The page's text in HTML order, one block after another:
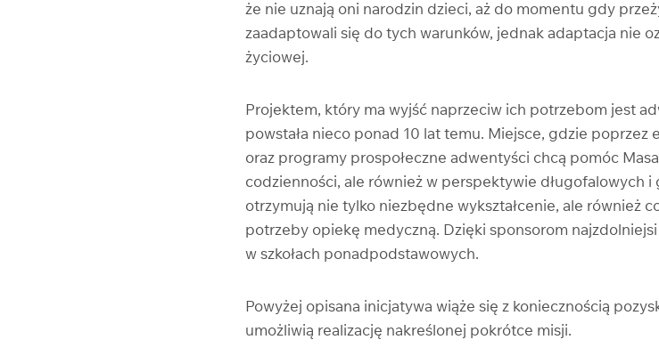
że nie uznają oni narodzin dzieci, aż do momentu gdy
zaadaptowali się do tych warunków, jednak adaptacja nie
życiowej.
Projektem, który ma wyjść naprzeciw ich potrzebom jest
powstała nieco ponad 10 lat temu. Miejsce, gdzie poprzez
oraz programy prospołeczne adwentyści chcą pomóc
codzienności, ale również w perspektywie długofalowych i
otrzymują nie tylko niezbędne wykształcenie, ale również
potrzeby opiekę medyczną. Dzięki sponsorom
w szkołach ponadpodstawowych.
Powyżej opisana inicjatywa wiąże się z koniecznością
umożliwią realizację nakreślonej pokrótce misji.